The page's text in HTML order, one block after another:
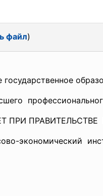
файл)
государственное
ПРИ
экономический